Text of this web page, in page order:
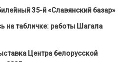
35-й «Славянский базар»
на табличке: работы Шагала
Центра белорусской